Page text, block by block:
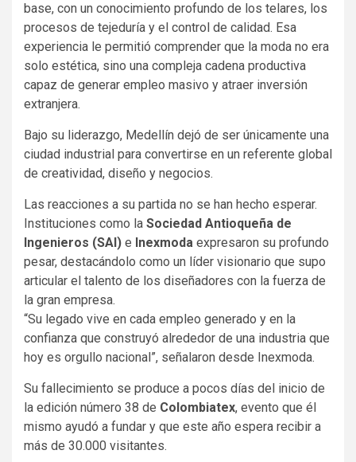
base, con un conocimiento profundo de los telares, los
procesos de tejeduría y el control de calidad. Esa
experiencia le permitió comprender que la moda no era
solo estética, sino una compleja cadena productiva
capaz de generar empleo masivo y atraer inversión
extranjera.
Bajo su liderazgo, Medellín dejó de ser únicamente una
ciudad industrial para convertirse en un referente global
de creatividad, diseño y negocios.
Las reacciones a su partida no se han hecho esperar.
Instituciones como la Sociedad Antioqueña de
Ingenieros (SAI) e Inexmoda expresaron su profundo
pesar, destacándolo como un líder visionario que supo
articular el talento de los diseñadores con la fuerza de
la gran empresa.
“Su legado vive en cada empleo generado y en la
confianza que construyó alrededor de una industria que
hoy es orgullo nacional”, señalaron desde Inexmoda.
Su fallecimiento se produce a pocos días del inicio de
la edición número 38 de Colombiatex, evento que él
mismo ayudó a fundar y que este año espera recibir a
más de 30.000 visitantes.